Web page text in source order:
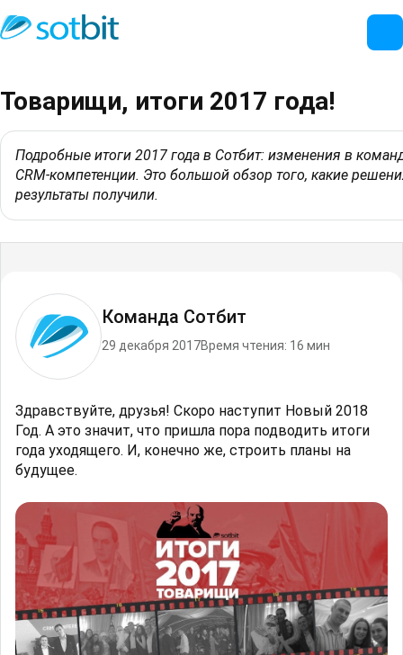
Товарищи, итоги 2017 года!
Подробные итоги 2017 года в Сотбит: изменения в
CRM‑компетенции. Это большой обзор того, какие
результаты получили.
Команда Сотбит
29 декабря 2017Время чтения: 16 мин
Здравствуйте, друзья! Скоро наступит Новый 2018
Год. А это значит, что пришла пора подводить итоги
года уходящего. И, конечно же, строить планы на
будущее.